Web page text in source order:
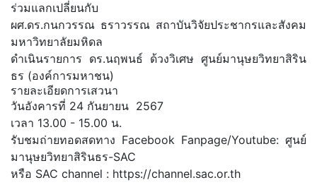
ร่วมแลกเปลี่ยนกับ
ผศ.ดร.กนกวรรณ ธราวรรณ สถาบันวิจัยประชากรและสังคม
มหาวิทยาลัยมหิดล
ดำเนินรายการ ดร.นฤพนธ์ ด้วงวิเศษ ศูนย์มานุษยวิทยาสิริน
ธร (องค์การมหาชน)
รายละเอียดการเสวนา
วันอังคารที่ 24 กันยายน 2567
เวลา 13.00 - 15.00 น.
รับชมถ่ายทอดสดทาง Facebook Fanpage/Youtube: ศูนย์
มานุษยวิทยาสิรินธร-SAC
หรือ SAC channel : https://channel.sac.or.th